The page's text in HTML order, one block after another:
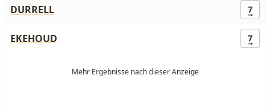
DURRELL 7
EKEHOUD 7